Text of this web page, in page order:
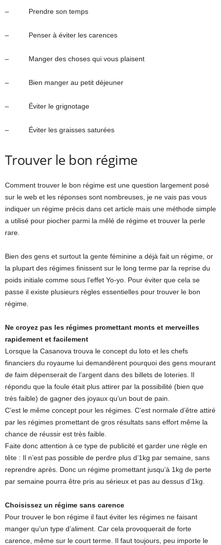
– Prendre son temps
– Penser à éviter les carences
– Manger des choses qui vous plaisent
– Bien manger au petit déjeuner
– Éviter le grignotage
– Éviter les graisses saturées
Trouver le bon régime
Comment trouver le bon régime est une question largement posé
sur le web et les réponses sont nombreuses, je ne vais pas vous
indiquer un régime précis dans cet article mais une méthode simple
a utilisé pour piocher parmi la mêlé de régime et trouver la perle
rare.
Bien des gens et surtout la gente féminine a déjà fait un régime, or
la plupart des régimes finissent sur le long terme par la reprise du
poids initiale comme sous l’effet Yo-yo. Pour éviter que cela se
passe il existe plusieurs règles essentielles pour trouver le bon
régime.
Ne croyez pas les régimes promettant monts et merveilles
rapidement et facilement
Lorsque la Casanova trouva le concept du loto et les chefs
financiers du royaume lui demandèrent pourquoi des gens mourant
de faim dépenserait de l’argent dans des billets de loteries. Il
répondu que la foule était plus attirer par la possibilité (bien que
très faible) de gagner des joyaux qu’un bout de pain.
C’est le même concept pour les régimes. C’est normale d’être attiré
par les régimes promettant de gros résultats sans effort même la
chance de réussir est très faible.
Faite donc attention à ce type de publicité et garder une règle en
tête : Il n’est pas possible de perdre plus d’1kg par semaine, sans
reprendre après. Donc un régime promettant jusqu’à 1kg de perte
par semaine pourra être pris au sérieux et pas au dessus d’1kg.
Choisissez un régime sans carence
Pour trouver le bon régime il faut éviter les régimes ne faisant
manger qu’un type d’aliment. Car cela provoquerait de forte
carence, même sur le court terme. Il faut toujours, peu importe le